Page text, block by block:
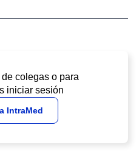
colegas o para
iniciar sesión
IntraMed